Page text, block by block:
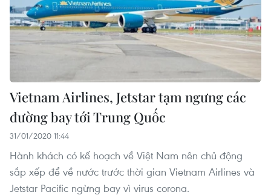
Vietnam Airlines, Jetstar tạm ngưng các
đường bay tới Trung Quốc
31/01/2020 11:44
Hành khách có kế hoạch về Việt Nam nên chủ động
sắp xếp để về nước trước thời gian Vietnam Airlines và
Jetstar Pacific ngừng bay vì virus corona.